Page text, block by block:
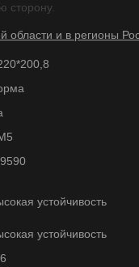
сторону.
области и в регионы
устойчивость
устойчивость